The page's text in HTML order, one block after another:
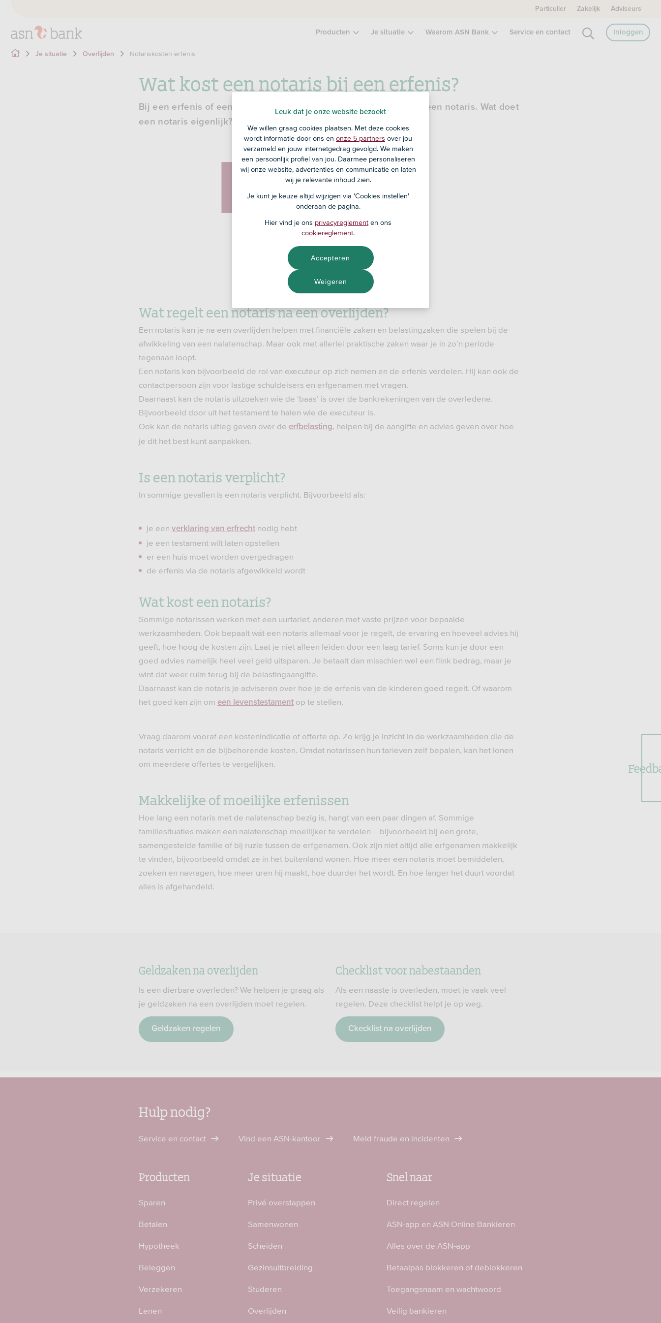
Particulier Zakelijk Adviseurs
Producten Je situatie Waarom ASN Bank Service en contact Inloggen
Je situatie Overlijden Notariskosten erfenis
Wat kost een notaris bij een erfenis?
Bij een erfenis of een overlijden krijg je bijna altijd te maken met een notaris. Wat doet
een notaris eigenlijk? En wat zijn de kosten?
Wat regelt een notaris na een overlijden?
Een notaris kan je na een overlijden helpen met financiële zaken en belastingzaken die spelen bij de
afwikkeling van een nalatenschap. Maar ook met allerlei praktische zaken waar je in zo’n periode
tegenaan loopt.
Een notaris kan bijvoorbeeld de rol van executeur op zich nemen en de erfenis verdelen. Hij kan ook de
contactpersoon zijn voor lastige schuldeisers en erfgenamen met vragen.
Daarnaast kan de notaris uitzoeken wie de ‘baas’ is over de bankrekeningen van de overledene.
Bijvoorbeeld door uit het testament te halen wie de executeur is.
Ook kan de notaris uitleg geven over de erfbelasting, helpen bij de aangifte en advies geven over hoe
je dit het best kunt aanpakken.
Is een notaris verplicht?
In sommige gevallen is een notaris verplicht. Bijvoorbeeld als:
je een verklaring van erfrecht nodig hebt
je een testament wilt laten opstellen
er een huis moet worden overgedragen
de erfenis via de notaris afgewikkeld wordt
Wat kost een notaris?
Sommige notarissen werken met een uurtarief, anderen met vaste prijzen voor bepaalde
werkzaamheden. Ook bepaalt wát een notaris allemaal voor je regelt, de ervaring en hoeveel advies hij
geeft, hoe hoog de kosten zijn. Laat je niet alleen leiden door een laag tarief. Soms kun je door een
goed advies namelijk heel veel geld uitsparen. Je betaalt dan misschien wel een flink bedrag, maar je
wint dat weer ruim terug bij de belastingaangifte.
Daarnaast kan de notaris je adviseren over hoe je de erfenis van de kinderen goed regelt. Of waarom
het goed kan zijn om een levenstestament op te stellen.
Vraag daarom vooraf een kostenindicatie of offerte op. Zo krijg je inzicht in de werkzaamheden die de
notaris verricht en de bijbehorende kosten. Omdat notarissen hun tarieven zelf bepalen, kan het lonen
om meerdere offertes te vergelijken.
Makkelijke of moeilijke erfenissen
Hoe lang een notaris met de nalatenschap bezig is, hangt van een paar dingen af. Sommige
familiesituaties maken een nalatenschap moeilijker te verdelen – bijvoorbeeld bij een grote,
samengestelde familie of bij ruzie tussen de erfgenamen. Ook zijn niet altijd alle erfgenamen makkelijk
te vinden, bijvoorbeeld omdat ze in het buitenland wonen. Hoe meer een notaris moet bemiddelen,
zoeken en navragen, hoe meer uren hij maakt, hoe duurder het wordt. En hoe langer het duurt voordat
alles is afgehandeld.
Geldzaken na overlijden
Is een dierbare overleden? We helpen je graag als
je geldzaken na een overlijden moet regelen.
Geldzaken regelen
Checklist voor nabestaanden
Als een naaste is overleden, moet je vaak veel
regelen. Deze checklist helpt je op weg.
Ckecklist na overlijden
Hulp nodig?
Service en contact Vind een ASN-kantoor Meld fraude en incidenten
Producten
Sparen
Betalen
Hypotheek
Beleggen
Verzekeren
Lenen
Je situatie
Privé overstappen
Samenwonen
Scheiden
Gezinsuitbreiding
Studeren
Overlijden
Snel naar
Direct regelen
ASN-app en ASN Online Bankieren
Alles over de ASN-app
Betaalpas blokkeren of deblokkeren
Toegangsnaam en wachtwoord
Veilig bankieren
Leuk dat je onze website bezoekt
We willen graag cookies plaatsen. Met deze cookies
wordt informatie door ons en onze 5 partners over jou
verzameld en jouw internetgedrag gevolgd. We maken
een persoonlijk profiel van jou. Daarmee personaliseren
wij onze website, advertenties en communicatie en laten
wij je relevante inhoud zien.
Je kunt je keuze altijd wijzigen via 'Cookies instellen'
onderaan de pagina.
Hier vind je ons privacyreglement en ons
cookiereglement.
Weigeren
Accepteren